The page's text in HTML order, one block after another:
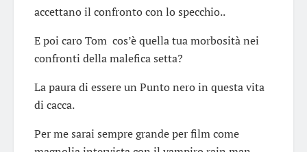
accettano il confronto con lo specchio..
E poi caro Tom cos’è quella tua morbosità nei
confronti della malefica setta?
La paura di essere un Punto nero in questa vita
di cacca.
Per me sarai sempre grande per film come